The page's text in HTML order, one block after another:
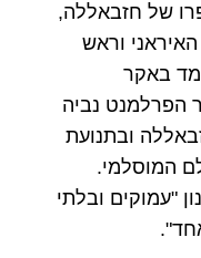
של חזבאללה,
וראש
באקר
הפרלמנט נביה
ובתנועת
המוסלמי.
"עמוקים ובלתי